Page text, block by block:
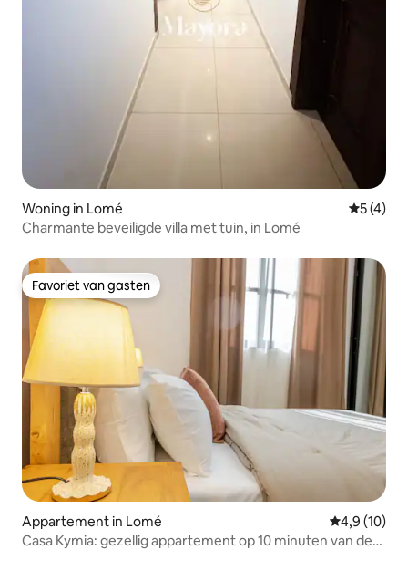
Woning in Lomé
5 (4)
Charmante beveiligde villa met tuin, in Lomé
Favoriet van gasten
Favoriet van gasten
Appartement in Lomé
4,9 (10)
Casa Kymia: gezellig appartement op 10 minuten van de